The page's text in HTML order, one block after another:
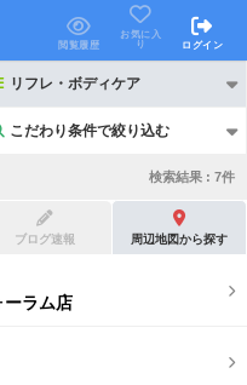
閲覧履歴
お気に入
り
ログイン
リフレ・ボディケア
こだわり条件で絞り込む
こだわり条件で絞り込む
24時以降も受付
検索結果 : 7件
ブログ速報 周辺地図から探す
ーラム店